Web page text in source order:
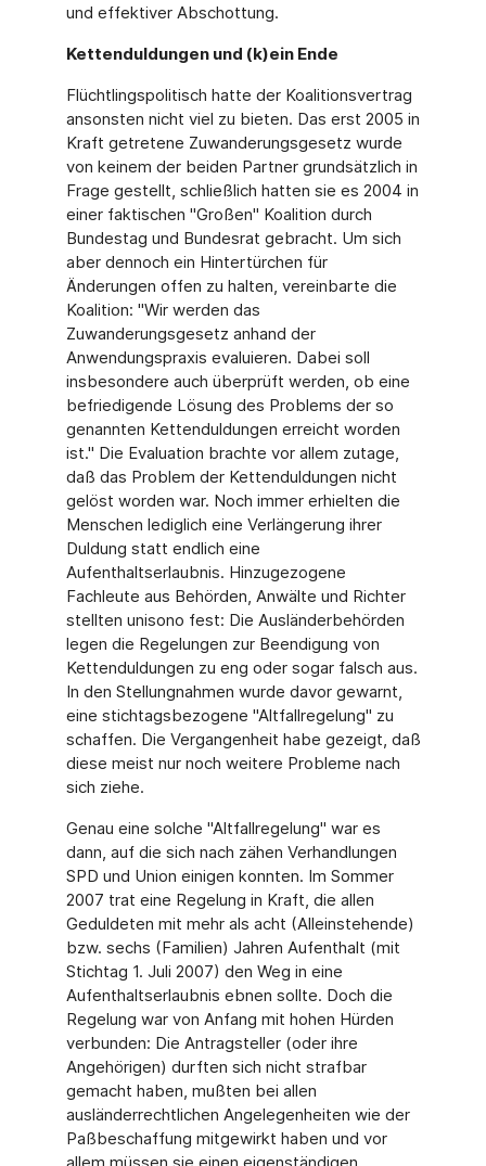
und effektiver Abschottung.
Kettenduldungen und (k)ein Ende
Flüchtlingspolitisch hatte der Koalitionsvertrag
ansonsten nicht viel zu bieten. Das erst 2005 in
Kraft getretene Zuwanderungsgesetz wurde
von keinem der beiden Partner grundsätzlich in
Frage gestellt, schließlich hatten sie es 2004 in
einer faktischen "Großen" Koalition durch
Bundestag und Bundesrat gebracht. Um sich
aber dennoch ein Hintertürchen für
Änderungen offen zu halten, vereinbarte die
Koalition: "Wir werden das
Zuwanderungsgesetz anhand der
Anwendungspraxis evaluieren. Dabei soll
insbesondere auch überprüft werden, ob eine
befriedigende Lösung des Problems der so
genannten Kettenduldungen erreicht worden
ist." Die Evaluation brachte vor allem zutage,
daß das Problem der Kettenduldungen nicht
gelöst worden war. Noch immer erhielten die
Menschen lediglich eine Verlängerung ihrer
Duldung statt endlich eine
Aufenthaltserlaubnis. Hinzugezogene
Fachleute aus Behörden, Anwälte und Richter
stellten unisono fest: Die Ausländerbehörden
legen die Regelungen zur Beendigung von
Kettenduldungen zu eng oder sogar falsch aus.
In den Stellungnahmen wurde davor gewarnt,
eine stichtagsbezogene "Altfallregelung" zu
schaffen. Die Vergangenheit habe gezeigt, daß
diese meist nur noch weitere Probleme nach
sich ziehe.
Genau eine solche "Altfallregelung" war es
dann, auf die sich nach zähen Verhandlungen
SPD und Union einigen konnten. Im Sommer
2007 trat eine Regelung in Kraft, die allen
Geduldeten mit mehr als acht (Alleinstehende)
bzw. sechs (Familien) Jahren Aufenthalt (mit
Stichtag 1. Juli 2007) den Weg in eine
Aufenthaltserlaubnis ebnen sollte. Doch die
Regelung war von Anfang mit hohen Hürden
verbunden: Die Antragsteller (oder ihre
Angehörigen) durften sich nicht strafbar
gemacht haben, mußten bei allen
ausländerrechtlichen Angelegenheiten wie der
Paßbeschaffung mitgewirkt haben und vor